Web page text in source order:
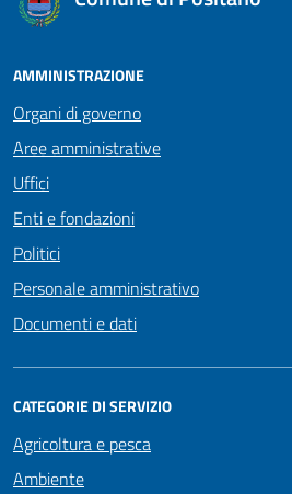
AMMINISTRAZIONE
Organi di governo
Aree amministrative
Uffici
Enti e fondazioni
Politici
Personale amministrativo
Documenti e dati
CATEGORIE DI SERVIZIO
Agricoltura e pesca
Ambiente